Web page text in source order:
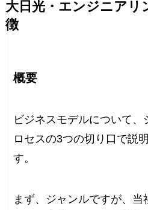
大日光・エンジニアリ
徴
概要
ビジネスモデルについて
ロセスの3つの切り口で説
す。
まず、ジャンルですが、